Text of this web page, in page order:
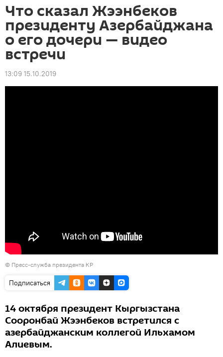
Что сказал Жээнбеков
президенту Азербайджана
о его дочери — видео
встречи
13:09 15.10.2019
© Пресс-служба президента КР
Подписаться
14 октября президент Кыргызстана
Сооронбай Жээнбеков встретился с
азербайджанским коллегой Ильхамом
Алиевым.